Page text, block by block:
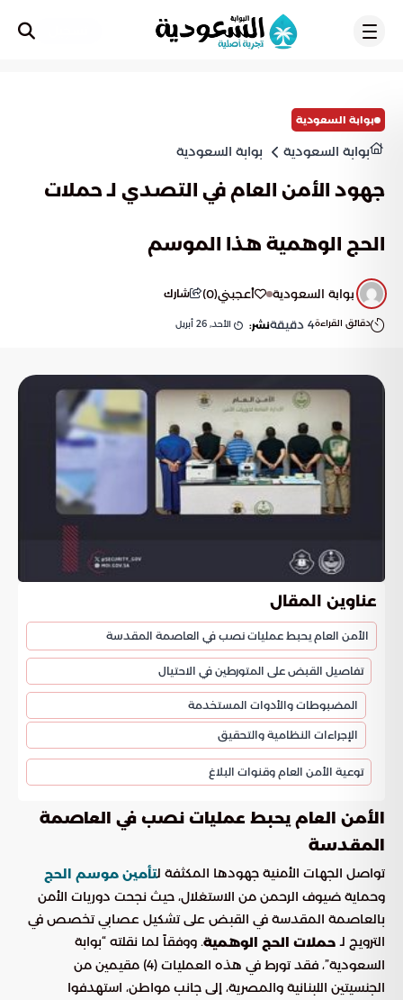
بوابة السعودية
بوابة السعودية بوابة السعودية
جهود الأمن العام في التصدي لـ حملات
الحج الوهمية هذا الموسم
بوابة السعودية أعجبني(
0
) شارك
دقائق القراءة4 دقيقةنشر: الأحد, 26 أبريل
عناوين المقال
الأمن العام يحبط عمليات نصب في العاصمة المقدسة
تفاصيل القبض على المتورطين في الاحتيال
المضبوطات والأدوات المستخدمة
الإجراءات النظامية والتحقيق
توعية الأمن العام وقنوات البلاغ
الأمن العام يحبط عمليات نصب في العاصمة
المقدسة
تواصل الجهات الأمنية جهودها المكثفة لتأمين موسم الحج
وحماية ضيوف الرحمن من الاستغلال، حيث نجحت دوريات الأمن
بالعاصمة المقدسة في القبض على تشكيل عصابي تخصص في
الترويج لـ حملات الحج الوهمية. ووفقاً لما نقلته “بوابة
السعودية”، فقد تورط في هذه العمليات (4) مقيمين من
الجنسيتين اللبنانية والمصرية، إلى جانب مواطن، استهدفوا